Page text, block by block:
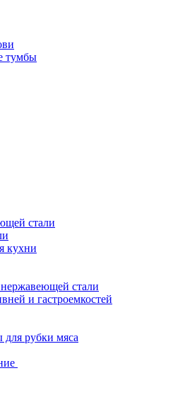
тумбы
стали
кухни
стали
и гастроемкостей
для рубки мяса